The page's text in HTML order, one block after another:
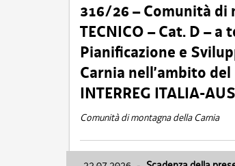
316/26 – Comunità di
TECNICO – Cat. D –
Pianificazione e
Carnia nell’ambito
INTERREG ITALIA-
Comunità di montagna della Carnia